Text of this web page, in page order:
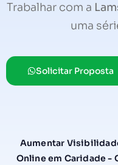
Trabalhar com a
uma
Solicitar Proposta
Aumentar
Online em Caridade -